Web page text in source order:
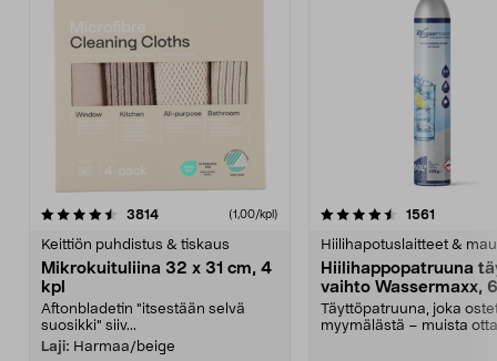
3814arvostelut (1,00/kpl)
Keittiön puhdistus & tiskaus
Mikrokuituliina 32 x 31 cm, 4
kpl
Aftonbladetin "itsestään selvä
suosikki" siiv...
Laji: Harmaa/beige
4.5viidestä
1561
Hiilihapotuslaitteet &
Hiilihappopatruuna
vaihto Wassermaxx,
Täyttöpatruuna, joka
myymälästä – muista
4.5viidestä